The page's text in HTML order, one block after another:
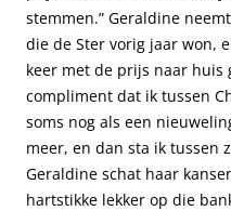
stemmen.” Geraldine
die de Ster vorig jaar won,
keer met de prijs naar huis
compliment dat ik tussen
soms nog als een
meer, en dan sta ik tussen
Geraldine schat haar
hartstikke lekker op die